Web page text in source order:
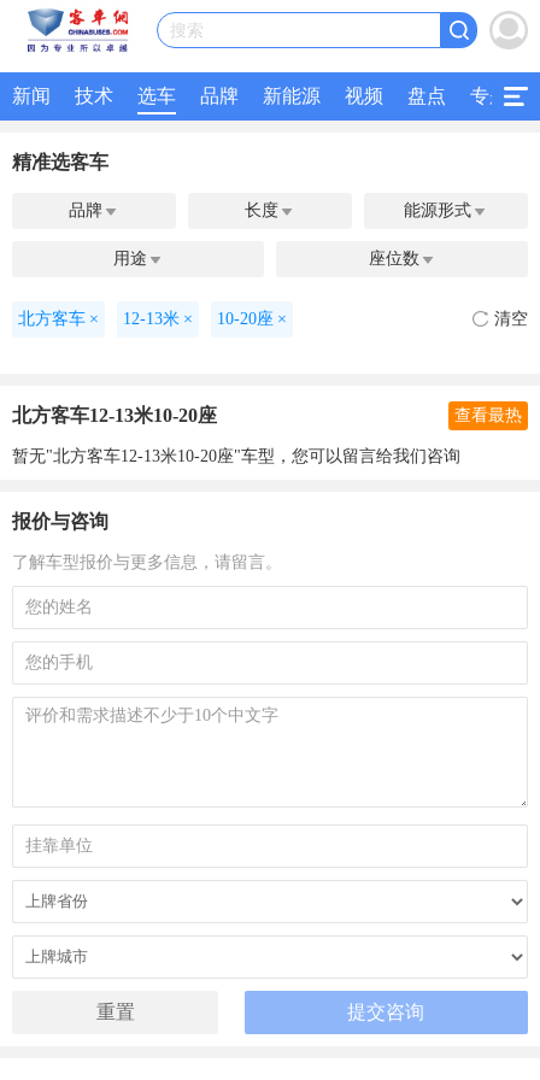
搜索
新闻 技术 选车 品牌 新能源 视频 盘点 专题
精准选客车
品牌  长度  能源形式 
用途  座位数 
北方客车 × 12-13米 × 10-20座 × 清空
北方客车12-13米10-20座 查看最热
暂无"北方客车12-13米10-20座"车型，您可以留言给我们咨询
报价与咨询
了解车型报价与更多信息，请留言。